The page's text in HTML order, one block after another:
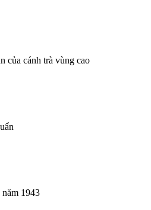
của cánh trà vùng cao
1943